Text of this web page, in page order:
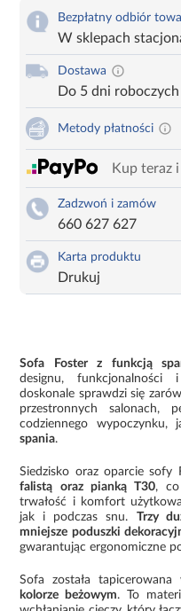
Bezpłatny odbiór
W sklepach
Dostawa
Do 5 dni roboczych
Metody płatności
Kup teraz
Zadzwoń i zamów
660 627 627
Karta produktu
Drukuj
Sofa Foster z funkcją
designu,
doskonale sprawdzi się
przestronnych salonach,
codziennego wypoczynku,
spania.
Siedzisko oraz oparcie sofy
falistą oraz pianką T30, co
trwałość i komfort
jak i podczas snu. Trzy
mniejsze poduszki
gwarantując ergonomiczne
Sofa została
kolorze beżowym. To